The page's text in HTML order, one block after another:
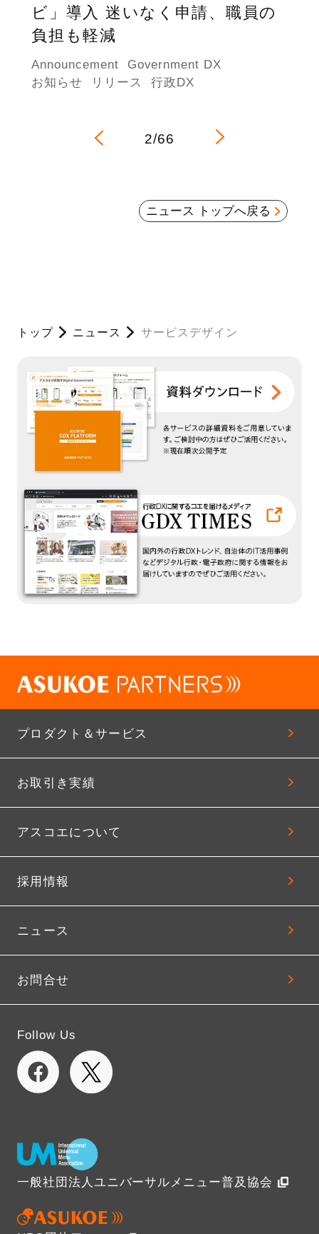
ビ」導入 迷いなく申請、職員の
負担も軽減
Announcement
Government DX
お知らせ
リリース 行政DX
2/66
ニュース トップへ戻る
トップ ニュース サービスデザイン
プロダクト＆サービス
お取引き実績
アスコエについて
採用情報
ニュース
お問合せ
Follow Us
一般社団法人ユニバーサルメニュー普及協会